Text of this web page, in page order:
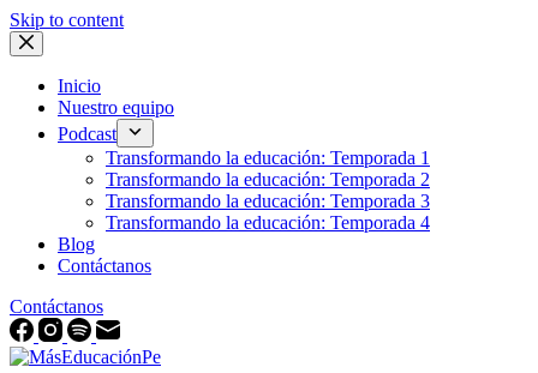
Skip to content
Inicio
Nuestro equipo
Podcast
Transformando la educación: Temporada 1
Transformando la educación: Temporada 2
Transformando la educación: Temporada 3
Transformando la educación: Temporada 4
Blog
Contáctanos
Contáctanos